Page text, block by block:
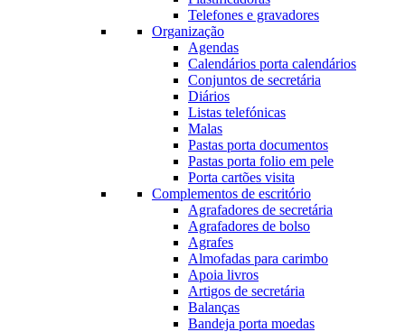
Telefones e gravadores
Organização
Agendas
Calendários porta calendários
Conjuntos de secretária
Diários
Listas telefónicas
Malas
Pastas porta documentos
Pastas porta folio em pele
Porta cartões visita
Complementos de escritório
Agrafadores de secretária
Agrafadores de bolso
Agrafes
Almofadas para carimbo
Apoia livros
Artigos de secretária
Balanças
Bandeja porta moedas